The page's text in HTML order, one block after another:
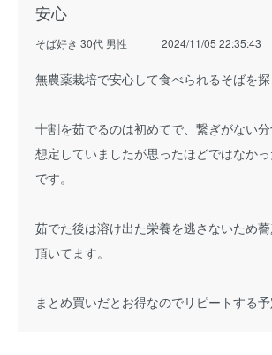
安心
そば好き 30代 男性 2024/11/05 22:35:43
無農薬栽培で安心して食べられるそばを探
十割を茹でるのは初めてで、繋ぎがない
想定していましたが思ったほどではなか
です。
茹でた後は溶け出た栄養を逃さないため
頂いてます。
まとめ買いだとお得なのでリピートする予